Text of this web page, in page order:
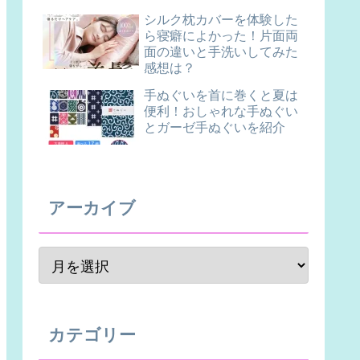
シルク枕カバーを体験した
ら寝癖によかった！片面両
面の違いと手洗いしてみた
感想は？
手ぬぐいを首に巻くと夏は
便利！おしゃれな手ぬぐい
とガーゼ手ぬぐいを紹介
アーカイブ
カテゴリー